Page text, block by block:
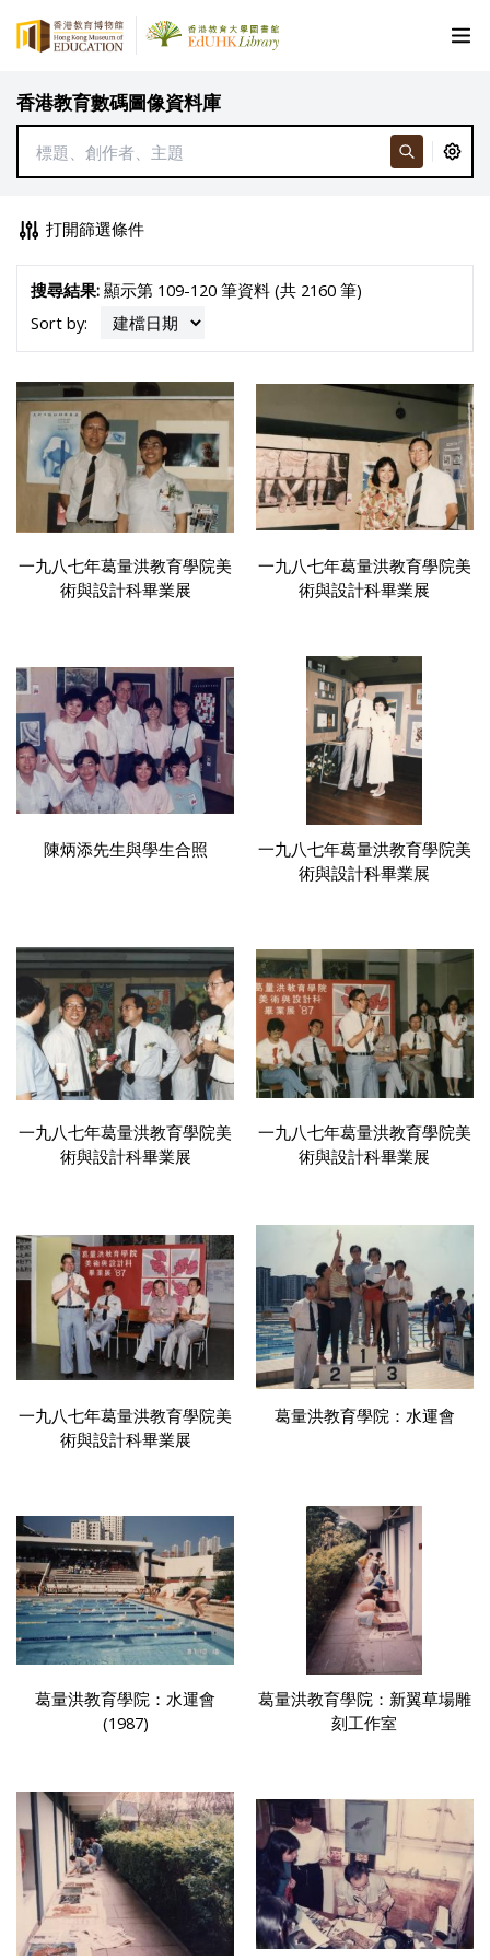
香港教育數碼圖像資料庫
打開篩選條件
搜尋結果:顯示第 109-120 筆資料 (共 2160 筆)
Sort by:
一九八七年葛量洪教育學院美
術與設計科畢業展
一九八七年葛量洪教育學院美
術與設計科畢業展
陳炳添先生與學生合照
一九八七年葛量洪教育學院美
術與設計科畢業展
一九八七年葛量洪教育學院美
術與設計科畢業展
一九八七年葛量洪教育學院美
術與設計科畢業展
一九八七年葛量洪教育學院美
術與設計科畢業展
葛量洪教育學院：水運會
葛量洪教育學院：水運會
(1987)
葛量洪教育學院：新翼草場雕
刻工作室